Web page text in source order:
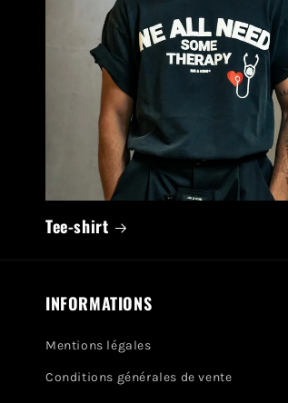
Tee-shirt
INFORMATIONS
Mentions légales
Conditions générales de vente